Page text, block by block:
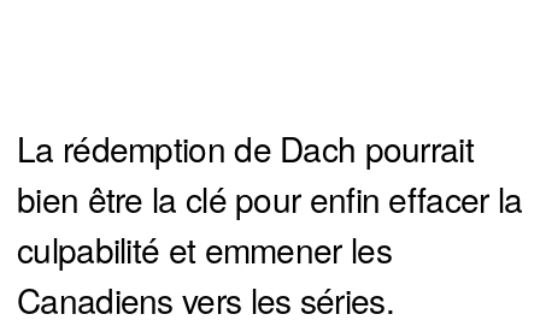
La rédemption de Dach pourrait
bien être la clé pour enfin effacer la
culpabilité et emmener les
Canadiens vers les séries.